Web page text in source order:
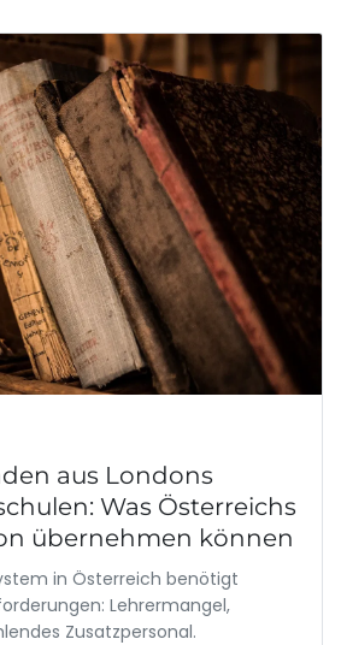
aus Londons
Was Österreichs
übernehmen können
in Österreich benötigt
Lehrermangel,
Zusatzpersonal.